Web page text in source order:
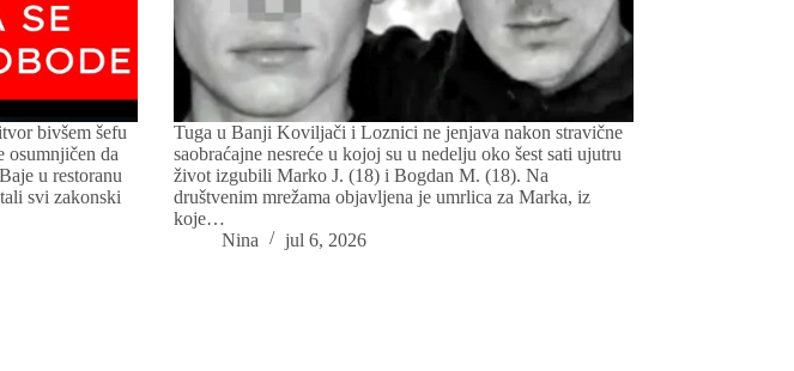
bivšem šefu
osumnjičen da
u restoranu
svi zakonski
Tuga u Banji Koviljači i Loznici ne jenjava nakon stravične
saobraćajne nesreće u kojoj su u nedelju oko šest sati ujutru
život izgubili Marko J. (18) i Bogdan M. (18). Na
društvenim mrežama objavljena je umrlica za Marka, iz
koje…
Nina
jul 6, 2026